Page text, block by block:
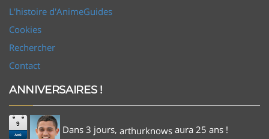
L'histoire d'AnimeGuides
Cookies
Rechercher
Contact
ANNIVERSAIRES !
9
Aoû Dans 3 jours, arthurknows aura 25 ans !